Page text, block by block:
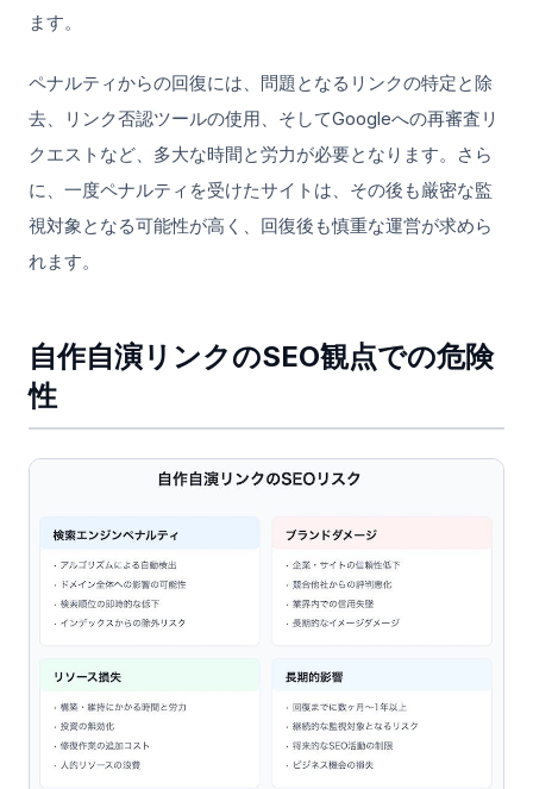
ます。
ペナルティからの回復には、問題となるリンクの特定と除
去、リンク否認ツールの使用、そしてGoogleへの再審査リ
クエストなど、多大な時間と労力が必要となります。さら
に、一度ペナルティを受けたサイトは、その後も厳密な監
視対象となる可能性が高く、回復後も慎重な運営が求めら
れます。
自作自演リンクのSEO観点での危険
性